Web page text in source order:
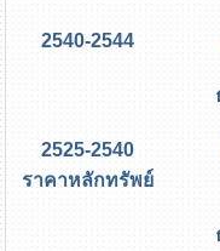
2540-2544 พนัก
ธนาคาร กรุ
2525-2540 พนัก
ราคาหลักทรัพย์
ธนาคาร กรุ